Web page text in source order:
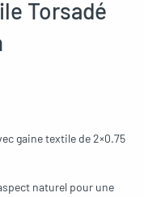
Torsadé
gaine textile de 2×0.75
naturel pour une